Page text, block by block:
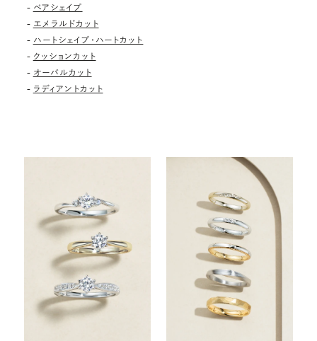
- ペアシェイプ
- エメラルドカット
- ハートシェイプ・ハートカット
- クッションカット
- オーバルカット
- ラディアントカット